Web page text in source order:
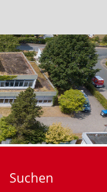
Suchen